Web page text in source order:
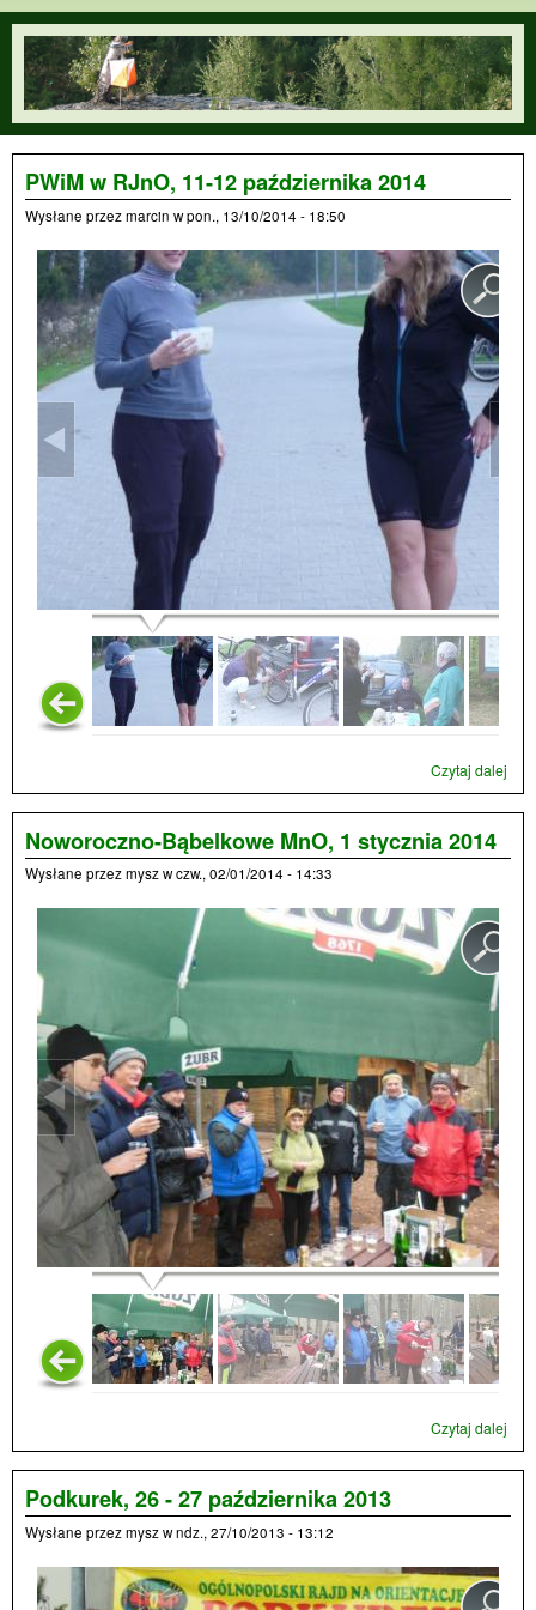
Przejdź do treści
orienteering.waw.pl
PWiM w RJnO, 11-12 października 2014
Wysłane przezmarcin wpon., 13/10/2014 - 18:50
Czytaj dalej
w
12
Noworoczno-Bąbelkowe MnO, 1 stycznia 2014
Wysłane przezmyszwczw., 02/01/2014 - 14:33
Czytaj dalej
Podkurek, 26 - 27 października 2013
Wysłane przezmyszwndz., 27/10/2013 - 13:12